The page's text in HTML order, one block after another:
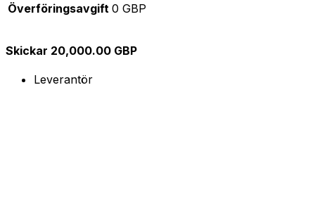
Överföringsavgift 0 GBP
Skickar 20,000.00 GBP
Leverantör